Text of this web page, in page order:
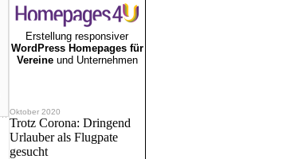
Erstellung responsiver
WordPress Homepages für
Vereineund Unternehmen
Oktober 2020
Trotz Corona: Dringend
Urlauber als Flugpate
gesucht